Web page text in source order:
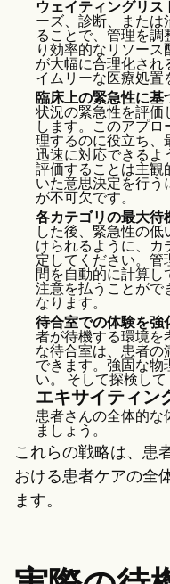
ウェイティングリス
ーズ、診断、または
ることで、管理を調
り効率的なリソース
が大幅に合理化され
イムリーな医療処置
臨床上の緊急性に基
状況の緊急性を評価
します。このアプ
理するのに役立ち、
迅速に対応できるよ
評価することは主観
いた意思決定を行う
が不可欠です。
各カテゴリの最大待
した後、緊急性の
けられるように、カ
定してください。管
間を自動的に計算し
注意を払うことがで
なります。
待合室での体験を強
者が待機する環境を
な待合室は、患者の
できます。強固な物
い。
そして探検して
エキサイティン
患者さんの全体的な
ましょう。
これらの戦略は、患
おける患者ケアの全
ます。